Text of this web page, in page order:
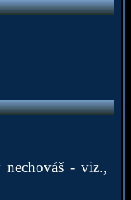
- viz.,